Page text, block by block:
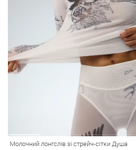
Сарафани
Молочний лонгслів зі стрейч-сітки Душа